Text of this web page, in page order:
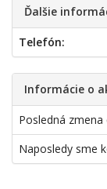
Ďalšie
Telefón:
Informácie o
Posledná
Naposledy sme